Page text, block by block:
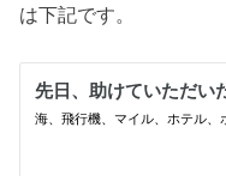
は下記です。